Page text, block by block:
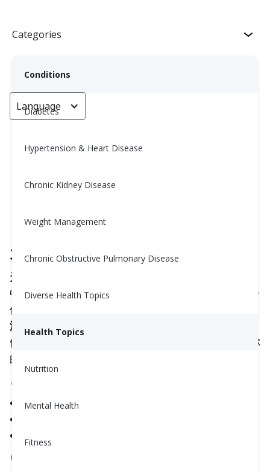
Categories
Conditions
Diabetes
Hypertension & Heart Disease
Chronic Kidney Disease
Weight Management
Chronic Obstructive Pulmonary Disease
Diverse Health Topics
Health Topics
Nutrition
Mental Health
Fitness
Language
天然糖與添加糖：如何吃得更健康
Yiwen Lu, MS, RD
天然糖與添加糖：有什麼不同
天然糖
中。這些食物還含有維他命、礦物質和纖維，有助於
你的身體更慢地處理糖分。
添加糖是在烹飪或食品加工過程中加入的甜味劑。它
們增加卡路里而不含營養成分——並且可能會提高你
的血糖、血壓和體重。
🍐 天然糖的例子
水果（蘋果、漿果、橙子）
🍪 添加糖的例子